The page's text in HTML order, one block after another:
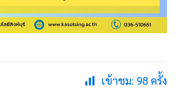
เข้าชม: 98 ครั้ง